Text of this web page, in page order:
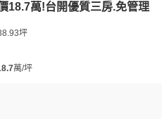
18.7萬!台開優質三房.免管理
坪
萬/坪